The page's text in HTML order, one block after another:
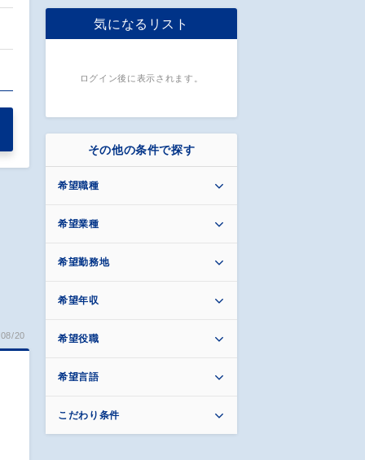
20
気になるリスト
ログイン後に表示されます。
その他の条件で探す
希望職種
希望業種
希望勤務地
希望年収
希望役職
希望言語
こだわり条件